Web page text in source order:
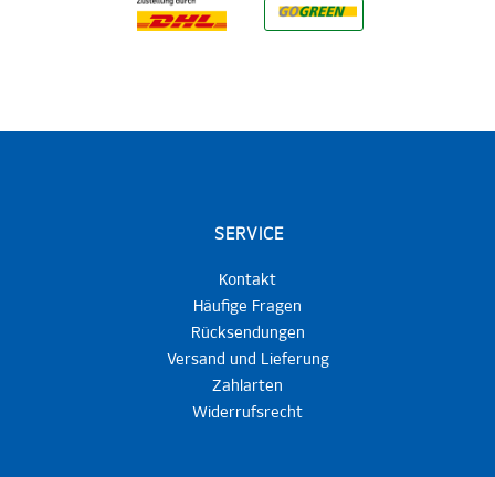
SERVICE
Kontakt
Häufige Fragen
Rücksendungen
Versand und Lieferung
Zahlarten
Widerrufsrecht